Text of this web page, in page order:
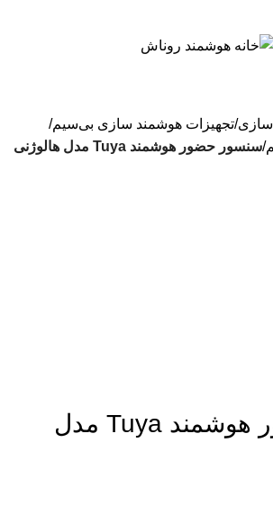
سازی تجهیزات هوشمند سازی بی‌سیم
سنسور حضور هوشمند Tuya مدل هالوژنی
سنسور حضور هوشمند Tuya مدل